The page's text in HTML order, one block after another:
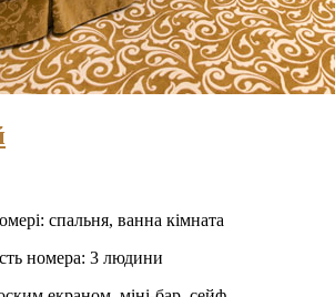
спальня, ванна кімната
номера: 3 людини